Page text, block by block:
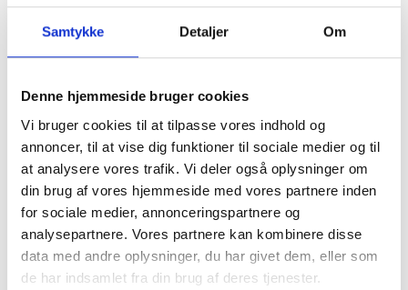
Samtykke Detaljer Om
Denne hjemmeside bruger cookies
Vi bruger cookies til at tilpasse vores indhold og
annoncer, til at vise dig funktioner til sociale medier og til
at analysere vores trafik. Vi deler også oplysninger om
din brug af vores hjemmeside med vores partnere inden
for sociale medier, annonceringspartnere og
analysepartnere. Vores partnere kan kombinere disse
data med andre oplysninger, du har givet dem, eller som
de har indsamlet fra din brug af deres tjenester.
Granitbutikken.dk – Vi leverer granit til hele
landet – Også til Nordjylland
Granit kantsten